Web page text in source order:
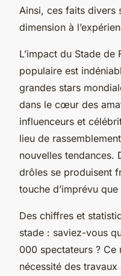
Ainsi, ces faits divers
dimension à
L’impact du Stade de
populaire est
grandes stars
dans le cœur des
influenceurs et
lieu de
nouvelles tendances.
drôles se produisent
touche d’imprévu
Des chiffres et
stade : saviez-vous
000 spectateurs ? Ce
nécessité des travaux